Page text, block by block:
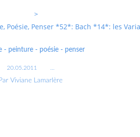
>
Poésie, Penser *52*: Bach *14*: les
- peinture - poésie - penser
20.05.2011
Par Viviane Lamarlère